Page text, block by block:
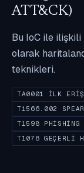
ATT&CK)
Bu IoC ile
olarak
teknikleri.
TA0001 İLK
T1566.002
T1598 PHISHING
T1078 GEÇERLI